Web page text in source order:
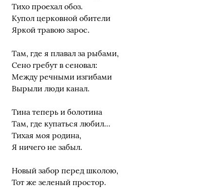
Тихо проехал обоз.
Купол церковной обители
Яркой травою зарос.
Там, где я плавал за рыбами,
Сено гребут в сеновал:
Между речными изгибами
Вырыли люди канал.
Тина теперь и болотина
Там, где купаться любил…
Тихая моя родина,
Я ничего не забыл.
Новый забор перед школою,
Тот же зеленый простор.